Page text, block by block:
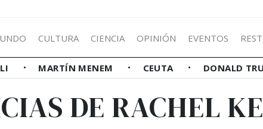
CULTURA CIENCIA OPINIÓN EVENTOS
MARTÍN MENEM CEUTA DONALD
DE RACHEL